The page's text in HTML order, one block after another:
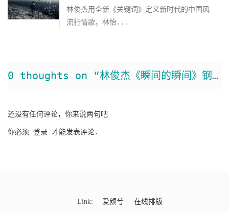
林俊杰用全新《关键词》定义新时代的中国风
流行情歌，林怡...
0 thoughts on “林俊杰《瞬间的瞬间》钢琴谱”
还没有任何评论，你来说两句吧
你必须 登录 才能发表评论.
Link: 爱颜兮 在线排版